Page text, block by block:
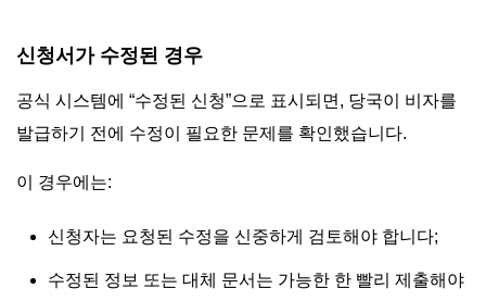
신청서가 수정된 경우
공식 시스템에 “수정된 신청”으로 표시되면, 당국이 비자를
발급하기 전에 수정이 필요한 문제를 확인했습니다.
이 경우에는:
신청자는 요청된 수정을 신중하게 검토해야 합니다;
수정된 정보 또는 대체 문서는 가능한 한 빨리 제출해야